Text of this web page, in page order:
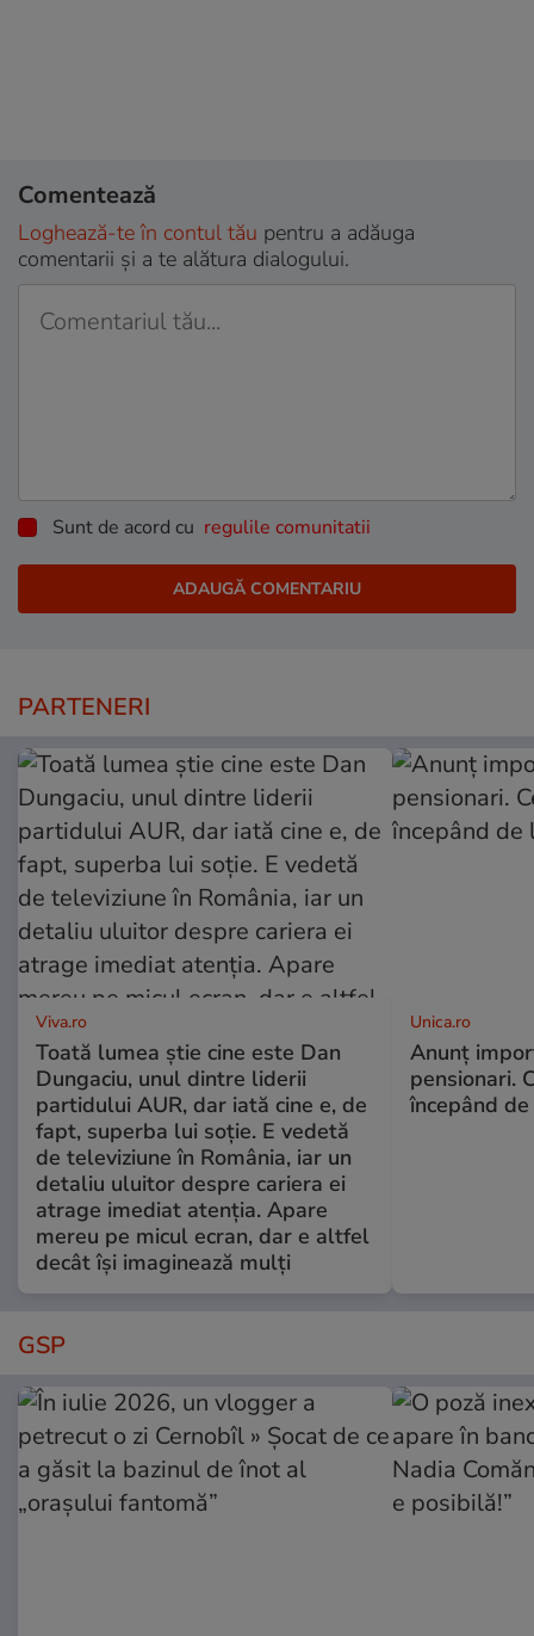
Comentează
Loghează-te în contul tău pentru a adăuga
comentarii și a te alătura dialogului.
Sunt de acord cu regulile comunitatii
PARTENERI
Viva.ro
Toată lumea știe cine este Dan
Dungaciu, unul dintre liderii
partidului AUR, dar iată cine e, de
fapt, superba lui soție. E vedetă
de televiziune în România, iar un
detaliu uluitor despre cariera ei
atrage imediat atenția. Apare
mereu pe micul ecran, dar e altfel
decât își imaginează mulți
Unica.ro
Anunț
pensionari.
începând
GSP